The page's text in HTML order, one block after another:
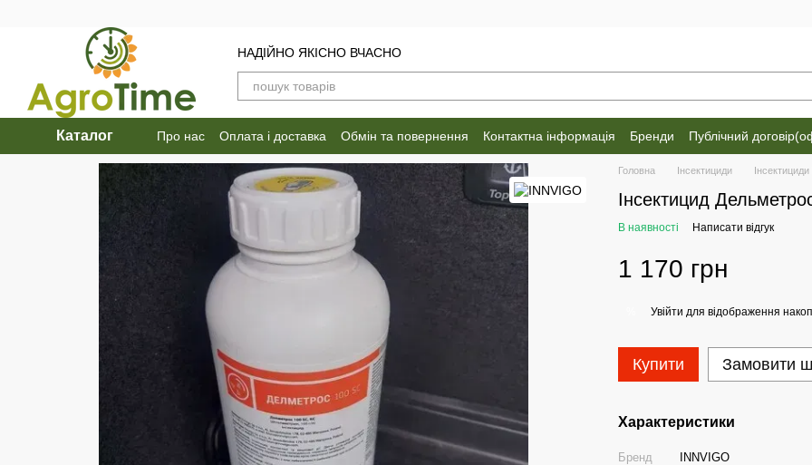
НАДІЙНО ЯКІСНО ВЧАСНО
Каталог Про нас Оплата і доставка Обмін та повернення Контактна інформація Бренди Публічний
Головна Інсектициди
Інсектицид
В наявності Написати відгук
1 170 грн
Увійти для відображення
Купити Замовити
Характеристики
Бренд INNVIGO